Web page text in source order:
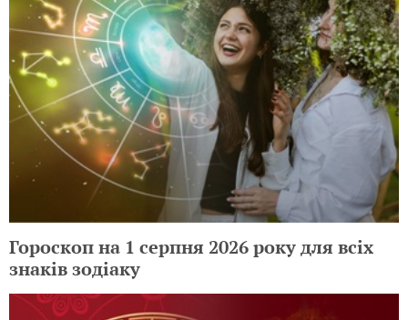
Гороскоп на 1 серпня 2026 року для всіх
знаків зодіаку